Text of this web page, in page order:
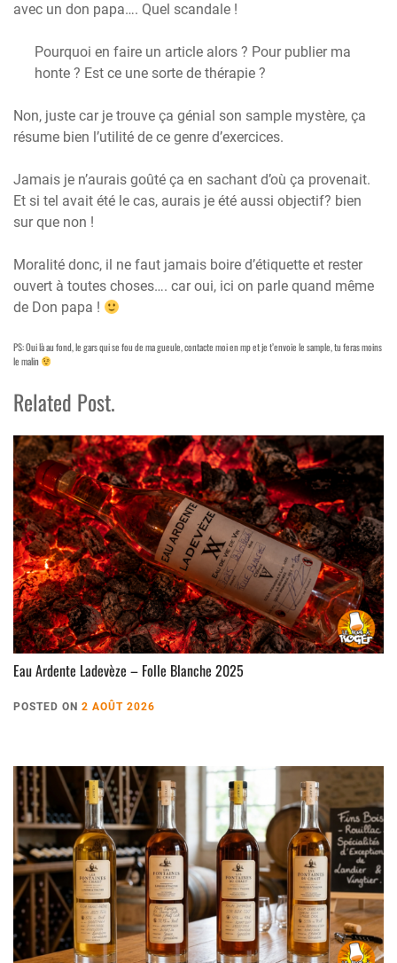
avec un don papa…. Quel scandale !
Pourquoi en faire un article alors ? Pour publier ma
honte ? Est ce une sorte de thérapie ?
Non, juste car je trouve ça génial son sample mystère, ça
résume bien l’utilité de ce genre d’exercices.
Jamais je n’aurais goûté ça en sachant d’où ça provenait.
Et si tel avait été le cas, aurais je été aussi objectif? bien
sur que non !
Moralité donc, il ne faut jamais boire d’étiquette et rester
ouvert à toutes choses…. car oui, ici on parle quand même
de Don papa !
PS: Oui là au fond, le gars qui se fou de ma gueule, contacte moi en mp et je t’envoie le sample, tu feras moins
le malin
Related Post.
Eau Ardente Ladevèze – Folle Blanche 2025
POSTED ON 2 AOÛT 2026